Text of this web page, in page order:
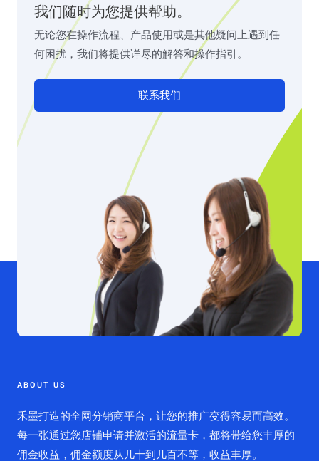
我们随时为您提供帮助。
无论您在操作流程、产品使用或是其他疑问上遇到任
何困扰，我们将提供详尽的解答和操作指引。
联系我们
ABOUT US
禾墨打造的全网分销商平台，让您的推广变得容易而高效。
每一张通过您店铺申请并激活的流量卡，都将带给您丰厚的
佣金收益，佣金额度从几十到几百不等，收益丰厚。